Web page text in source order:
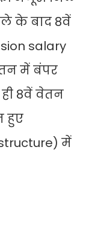
के बाद 8वें
salary
में बंपर
8वें वेतन
हुए
में